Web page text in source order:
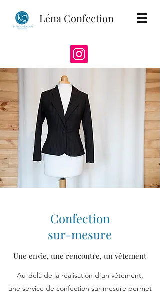
Léna Confection
Confection
sur-mesure
Une envie, une rencontre, un vêtement
Au-delà de la réalisation d'un vêtement,
une service de confection sur-mesure permet